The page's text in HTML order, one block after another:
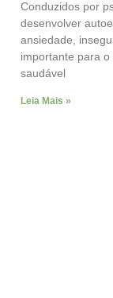
Conduzidos por
desenvolver
ansiedade,
importante para
saudável
Leia Mais »